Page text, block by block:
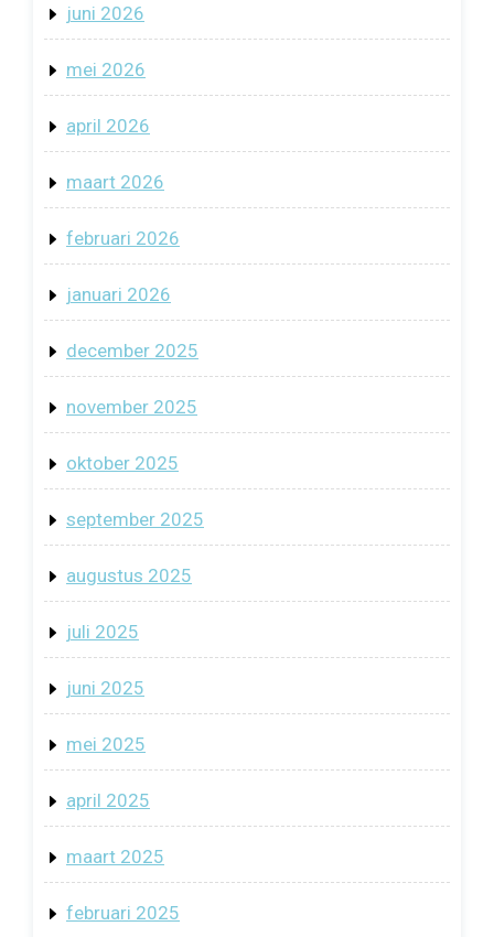
juni 2026
mei 2026
april 2026
maart 2026
februari 2026
januari 2026
december 2025
november 2025
oktober 2025
september 2025
augustus 2025
juli 2025
juni 2025
mei 2025
april 2025
maart 2025
februari 2025